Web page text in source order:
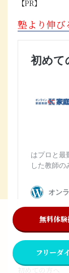
【PR】
塾より伸び
▶個別教師
無料体
フリーダ